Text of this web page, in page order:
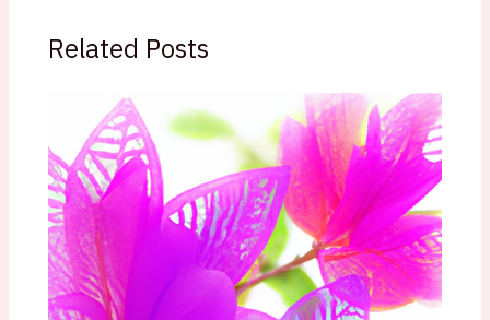
Related Posts